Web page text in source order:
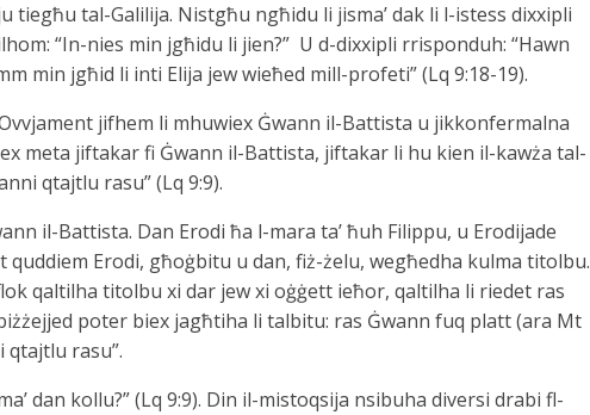
tiegħu tal-Galilija. Nistgħu ngħidu li jisma’ dak li l-istess dixxipli
“In-nies min jgħidu li jien?” U d-dixxipli rrisponduh: “Hawn
min jgħid li inti Elija jew wieħed mill-profeti” (Lq 9:18-19).
jifhem li mhuwiex Ġwann il-Battista u jikkonfermalna
meta jiftakar fi Ġwann il-Battista, jiftakar li hu kien il-kawża tal-
qtajtlu rasu” (Lq 9:9).
il-Battista. Dan Erodi ħa l-mara ta’ ħuh Filippu, u Erodijade
quddiem Erodi, għoġbitu u dan, fiż-żelu, wegħedha kulma titolbu.
qaltilha titolbu xi dar jew xi oġġett ieħor, qaltilha li riedet ras
poter biex jagħtiha li talbitu: ras Ġwann fuq platt (ara Mt
qtajtlu rasu”.
dan kollu?” (Lq 9:9). Din il-mistoqsija nsibuha diversi drabi fl-